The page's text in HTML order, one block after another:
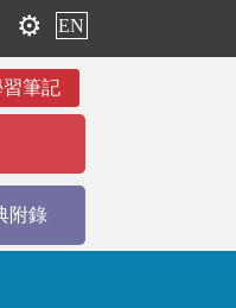
⚙️ EN
習筆記
附錄